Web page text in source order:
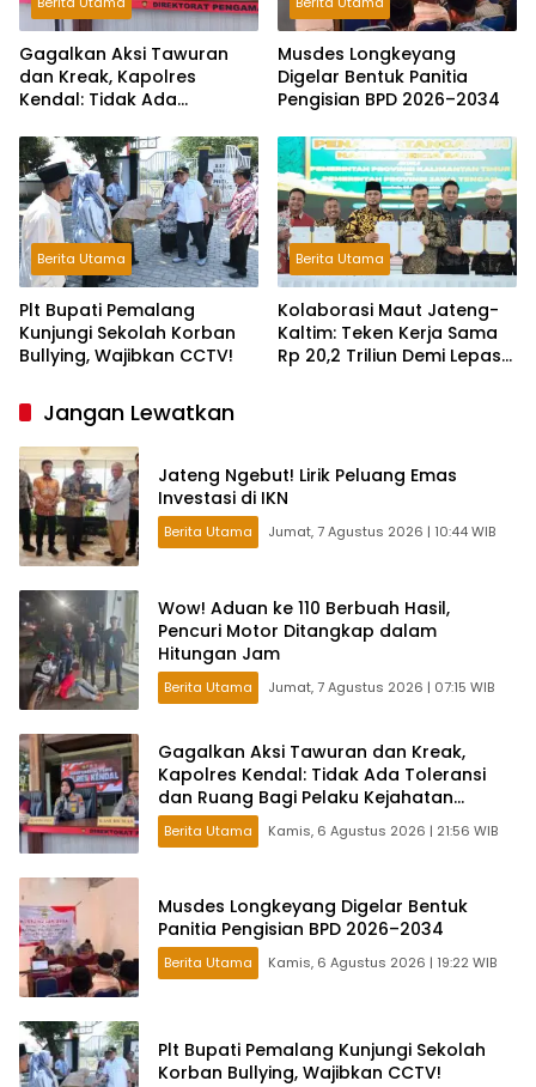
Gagalkan Aksi Tawuran
dan Kreak, Kapolres
Kendal: Tidak Ada
Pelaku Kejahatan Jalanan
Musdes Longkeyang
Digelar Bentuk Panitia
Pengisian BPD 2026–2034
Berita Utama
Plt Bupati Pemalang
Kunjungi Sekolah Korban
Bullying, Wajibkan CCTV!
Berita Utama
Kolaborasi Maut Jateng-
Kaltim: Teken Kerja Sama
Rp 20,2 Triliun Demi Lepas
Jangan Lewatkan
Jateng Ngebut! Lirik Peluang Emas
Investasi di IKN
Berita Utama Jumat, 7 Agustus 2026 | 10:44 WIB
Wow! Aduan ke 110 Berbuah Hasil,
Pencuri Motor Ditangkap dalam
Hitungan Jam
Berita Utama Jumat, 7 Agustus 2026 | 07:15 WIB
Gagalkan Aksi Tawuran dan Kreak,
Kapolres Kendal: Tidak Ada Toleransi
dan Ruang Bagi Pelaku Kejahatan
Jalanan
Berita Utama Kamis, 6 Agustus 2026 | 21:56 WIB
Musdes Longkeyang Digelar Bentuk
Panitia Pengisian BPD 2026–2034
Berita Utama Kamis, 6 Agustus 2026 | 19:22 WIB
Plt Bupati Pemalang Kunjungi Sekolah
Korban Bullying, Wajibkan CCTV!